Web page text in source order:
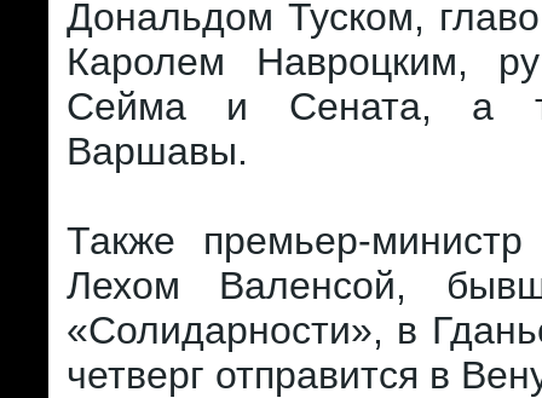
Дональдом Туском,
Каролем Навроцким,
Сейма и Сената, а
Варшавы.
Также премьер-министр
Лехом Валенсой,
«Солидарности», в
четверг отправится в